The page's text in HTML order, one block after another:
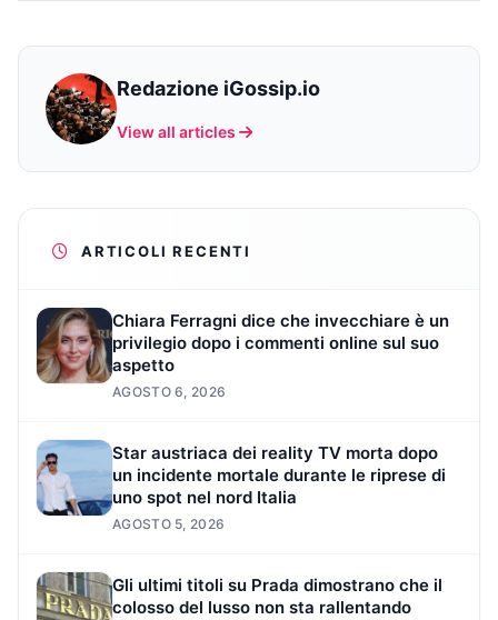
Redazione iGossip.io
View all articles
ARTICOLI RECENTI
Chiara Ferragni dice che invecchiare è un
privilegio dopo i commenti online sul suo
aspetto
AGOSTO 6, 2026
Star austriaca dei reality TV morta dopo
un incidente mortale durante le riprese di
uno spot nel nord Italia
AGOSTO 5, 2026
Gli ultimi titoli su Prada dimostrano che il
colosso del lusso non sta rallentando